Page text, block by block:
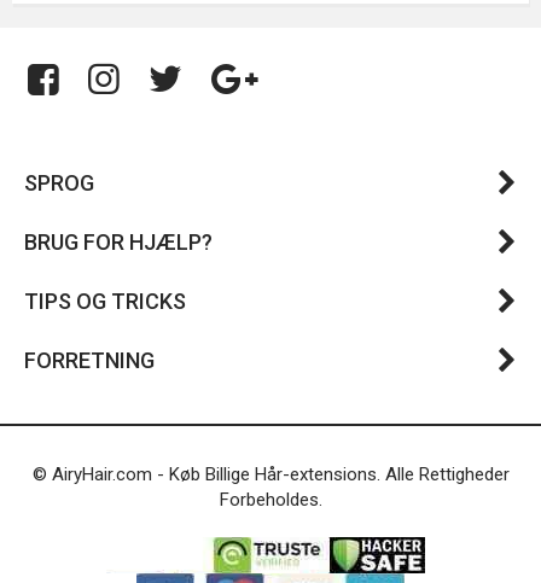
SPROG
BRUG FOR HJÆLP?
TIPS OG TRICKS
FORRETNING
© AiryHair.com - Køb Billige Hår-extensions. Alle Rettigheder
Forbeholdes.